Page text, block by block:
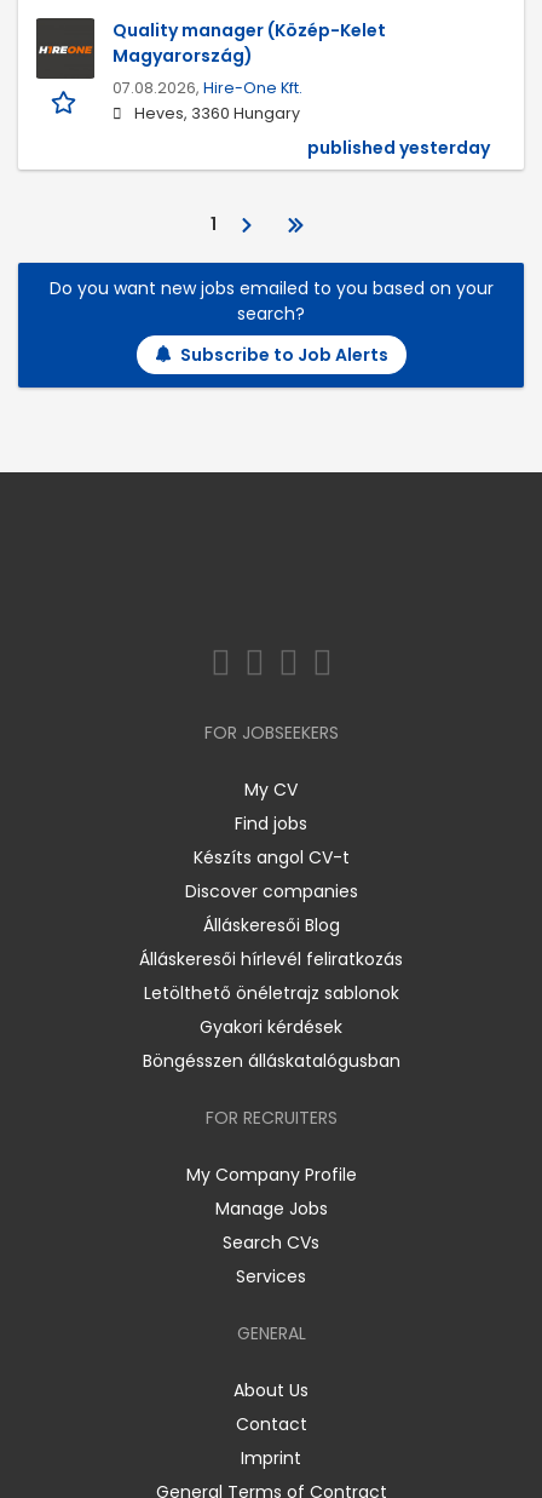
Quality manager (Közép-Kelet
Magyarország)
07.08.2026, Hire-One Kft.
Heves, 3360 Hungary
published yesterday
1
Do you want new jobs emailed to you based on your
search?
Subscribe to Job Alerts
FOR JOBSEEKERS
My CV
Find jobs
Készíts angol CV-t
Discover companies
Álláskeresői Blog
Álláskeresői hírlevél feliratkozás
Letölthető önéletrajz sablonok
Gyakori kérdések
Böngésszen álláskatalógusban
FOR RECRUITERS
My Company Profile
Manage Jobs
Search CVs
Services
GENERAL
About Us
Contact
Imprint
General Terms of Contract